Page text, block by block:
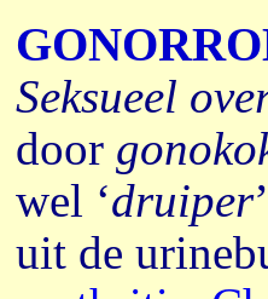
Seksueel
door
wel ‘druiper
uit de